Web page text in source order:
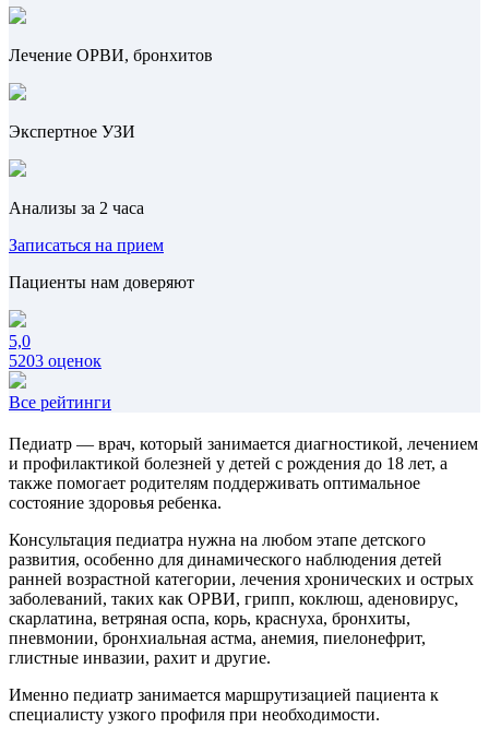
Лечение ОРВИ, бронхитов
Экспертное УЗИ
Анализы за 2 часа
Записаться на прием
Пациенты нам доверяют
5,0
5203 оценок
Все рейтинги
Педиатр — врач, который занимается диагностикой, лечением
и профилактикой болезней у детей с рождения до 18 лет, а
также помогает родителям поддерживать оптимальное
состояние здоровья ребенка.
Консультация педиатра нужна на любом этапе детского
развития, особенно для динамического наблюдения детей
ранней возрастной категории, лечения хронических и острых
заболеваний, таких как ОРВИ, грипп, коклюш, аденовирус,
скарлатина, ветряная оспа, корь, краснуха, бронхиты,
пневмонии, бронхиальная астма, анемия, пиелонефрит,
глистные инвазии, рахит и другие.
Именно педиатр занимается маршрутизацией пациента к
специалисту узкого профиля при необходимости.